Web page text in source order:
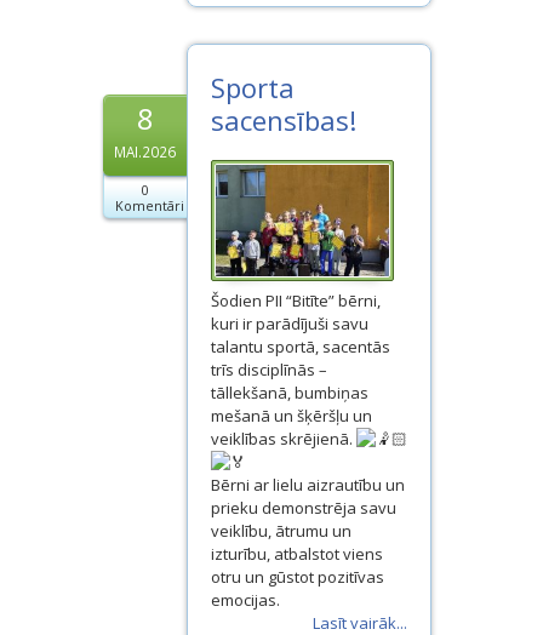
8
MAI.2026
0
Komentāri
Sporta
sacensības!
Šodien PII “Bitīte” bērni,
kuri ir parādījuši savu
talantu sportā, sacentās
trīs disciplīnās –
tāllekšanā, bumbiņas
mešanā un šķēršļu un
veiklības skrējienā.
Bērni ar lielu aizrautību un
prieku demonstrēja savu
veiklību, ātrumu un
izturību, atbalstot viens
otru un gūstot pozitīvas
emocijas.
Lasīt vairāk...